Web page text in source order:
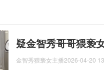
疑金智秀哥哥猥亵
金智秀猥亵女主播2026-04-20